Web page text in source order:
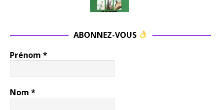
ABONNEZ-VOUS
Prénom *
Nom *